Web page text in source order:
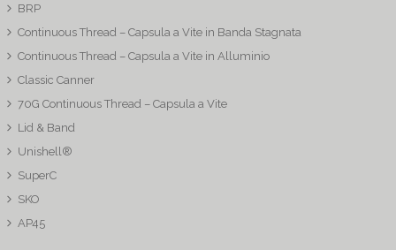
BRP
Continuous Thread – Capsula a Vite in Banda Stagnata
Continuous Thread – Capsula a Vite in Alluminio
Classic Canner
70G Continuous Thread – Capsula a Vite
Lid & Band
Unishell®
SuperC
SKO
AP45